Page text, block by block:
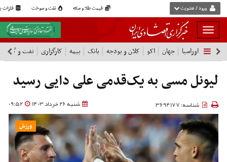
قیمت طلا و سکه نفت و سوخت فلزات ورود / عضویت
بار
و
بسته
نمودن
فهرست
اوراسیا جهان اکو کلان و بودجه بانک بیمه کارگزاری نفت و گاز
لیونل مسی به یک‌قدمی علی دایی رسید
شنبه 26 خرداد 1403 09:52 شناسه: 3694177
ورزش